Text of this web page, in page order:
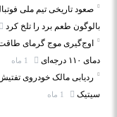
صعود تاریخی تیم ملی
بالوگون طعم برد را تلخ کرد
اوج‌گیری موج گرمای
دمای ۱۱۰ درجه‌ای
ردیابی مالک خودروی
سیتیک